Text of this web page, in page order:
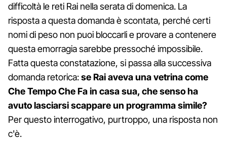
difficoltà le reti Rai nella serata di domenica. La
risposta a questa domanda è scontata, perché certi
nomi di peso non puoi bloccarli e provare a contenere
questa emorragia sarebbe pressoché impossibile.
Fatta questa constatazione, si passa alla successiva
domanda retorica:se Rai aveva una vetrina come
Che Tempo Che Fa in casa sua, che senso ha
avuto lasciarsi scappare un programma simile?
Per questo interrogativo, purtroppo, una risposta non
c'è.